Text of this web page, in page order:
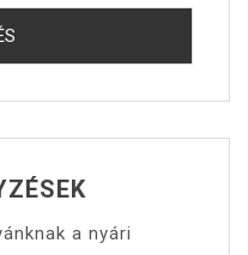
a nyári